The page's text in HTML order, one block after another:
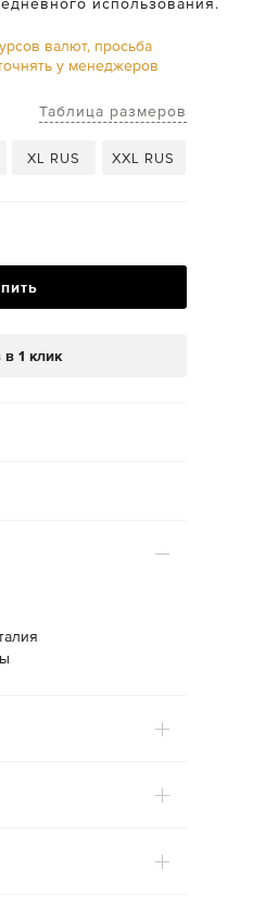
использования.
валют, просьба
у менеджеров
Таблица размеров
XL RUS XXL RUS
в 1 клик